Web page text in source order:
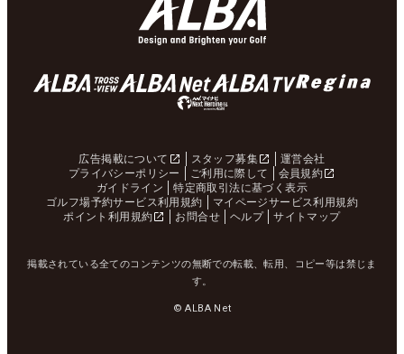
広告掲載について スタッフ募集
運営会社
プライバシーポリシー
ご利用に際して
会員規約
ガイドライン
特定商取引法に基づく表示
ゴルフ場予約サービス利用規約
マイページサービス利用規約
ポイント利用規約
お問合せ ヘルプ サイトマップ
掲載されている全てのコンテンツの無断での転載、転用、コピー等は禁じま
す。
© ALBA Net